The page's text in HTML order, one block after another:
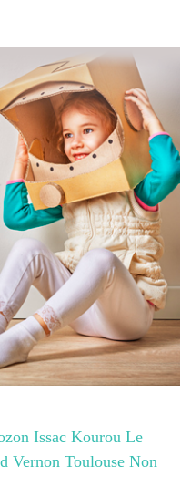
Issac Kourou Le
Vernon Toulouse Non